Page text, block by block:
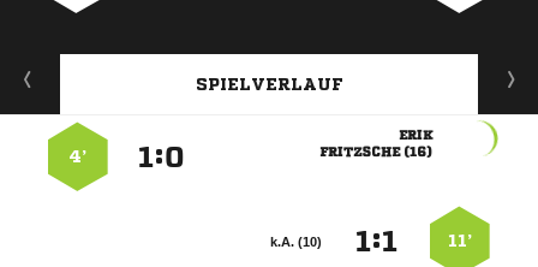
SPIELVERLAUF

 
:
4’
11’
:
k.A. (10)